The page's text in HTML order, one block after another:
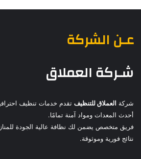
عـن الشركة
شـركة العملاق
شركة العملاق للتنظيف تقدم خدمات تنظيف
أحدث المعدات ومواد آمنة تمامًا.
فريق متخصص يضمن لك نظافة عالية الجودة
نتائج فورية وموثوقة.